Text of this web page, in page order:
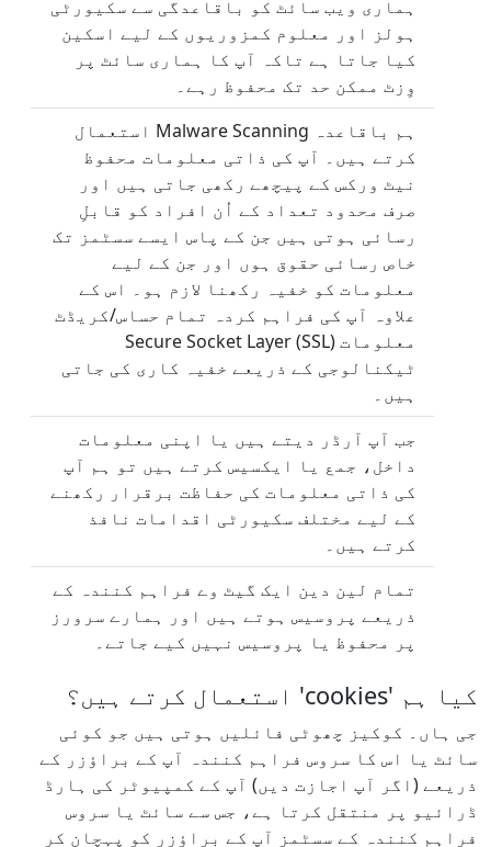
ہماری ویب سائٹ کو باقاعدگی سے سکیورٹی
ہولز اور معلوم کمزوریوں کے لیے اسکین
کیا جاتا ہے تاکہ آپ کا ہماری سائٹ پر
وِزٹ ممکن حد تک محفوظ رہے۔
ہم باقاعدہ Malware Scanning استعمال
کرتے ہیں۔ آپ کی ذاتی معلومات محفوظ
نیٹ ورکس کے پیچھے رکھی جاتی ہیں اور
صرف محدود تعداد کے اُن افراد کو قابلِ
رسائی ہوتی ہیں جن کے پاس ایسے سسٹمز تک
خاص رسائی حقوق ہوں اور جن کے لیے
معلومات کو خفیہ رکھنا لازم ہو۔ اس کے
علاوہ آپ کی فراہم کردہ تمام حساس/کریڈٹ
معلومات Secure Socket Layer (SSL)
ٹیکنالوجی کے ذریعے خفیہ کاری کی جاتی
ہیں۔
جب آپ آرڈر دیتے ہیں یا اپنی معلومات
داخل، جمع یا ایکسیس کرتے ہیں تو ہم آپ
کی ذاتی معلومات کی حفاظت برقرار رکھنے
کے لیے مختلف سکیورٹی اقدامات نافذ
کرتے ہیں۔
تمام لین دین ایک گیٹ وے فراہم کنندہ کے
ذریعے پروسیس ہوتے ہیں اور ہمارے سرورز
پر محفوظ یا پروسیس نہیں کیے جاتے۔
کیا ہم 'cookies' استعمال کرتے ہیں؟
جی ہاں۔ کوکیز چھوٹی فائلیں ہوتی ہیں جو کوئی
سائٹ یا اس کا سروس فراہم کنندہ آپ کے براؤزر کے
ذریعے (اگر آپ اجازت دیں) آپ کے کمپیوٹر کی ہارڈ
ڈرائیو پر منتقل کرتا ہے، جس سے سائٹ یا سروس
فراہم کنندہ کے سسٹمز آپ کے براؤزر کو پہچان کر